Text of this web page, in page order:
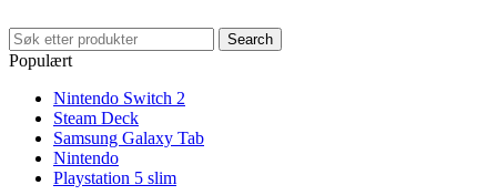
Search
Populært
Nintendo Switch 2
Steam Deck
Samsung Galaxy Tab
Nintendo
Playstation 5 slim